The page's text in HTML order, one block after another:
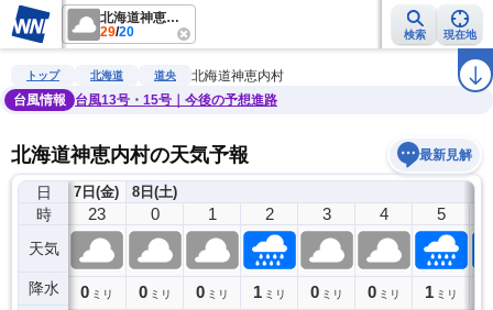
北海道神恵内村
29/20 検索 現在地
雨雲レーダー 台風情報 地震情報 ラ
トップ 北海道 道央
北海道神恵内村
台風情報
台風13号・15号｜今後の予想進路
北海道神恵内村の天気予報 最新見解
日
時
天気
降水
7日(金)
22
0ミリ
23
0 ミリ
8日(土)
0
0 ミリ
1
0 ミリ
2
1 ミリ
3
0 ミリ
4
0 ミリ
5
1 ミリ